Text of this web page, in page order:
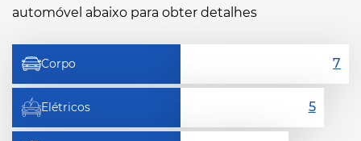
automóvel abaixo para obter detalhes
Corpo
Elétricos